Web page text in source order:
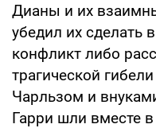
Дианы и их
убедил их сделать
конфликт либо
трагической
Чарльзом и
Гарри шли вместе